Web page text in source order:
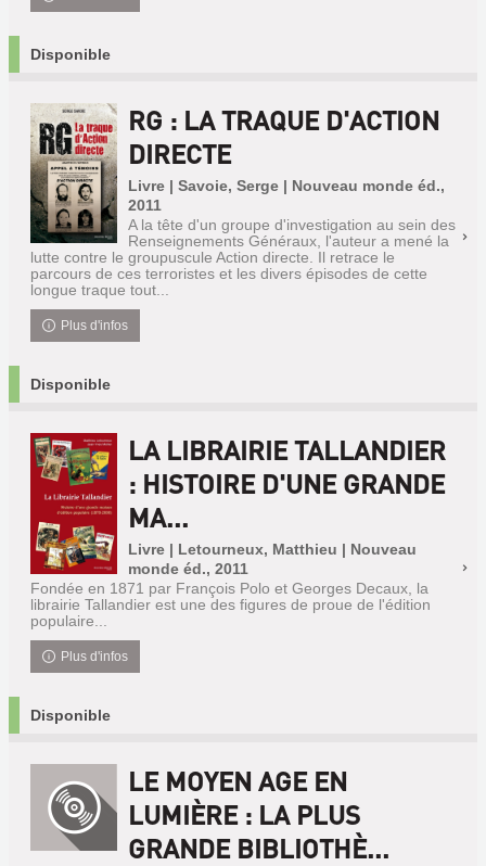
Disponible
RG : LA TRAQUE D'ACTION
DIRECTE
Livre | Savoie, Serge | Nouveau monde éd.,
2011
A la tête d'un groupe d'investigation au sein des
Renseignements Généraux, l'auteur a mené la
lutte contre le groupuscule Action directe. Il retrace le
parcours de ces terroristes et les divers épisodes de cette
longue traque tout...
Plus d'infos
Disponible
LA LIBRAIRIE TALLANDIER
: HISTOIRE D'UNE GRANDE
MA...
Livre | Letourneux, Matthieu | Nouveau
monde éd., 2011
Fondée en 1871 par François Polo et Georges Decaux, la
librairie Tallandier est une des figures de proue de l'édition
populaire...
Plus d'infos
Disponible
LE MOYEN AGE EN
LUMIÈRE : LA PLUS
GRANDE BIBLIOTHÈ...